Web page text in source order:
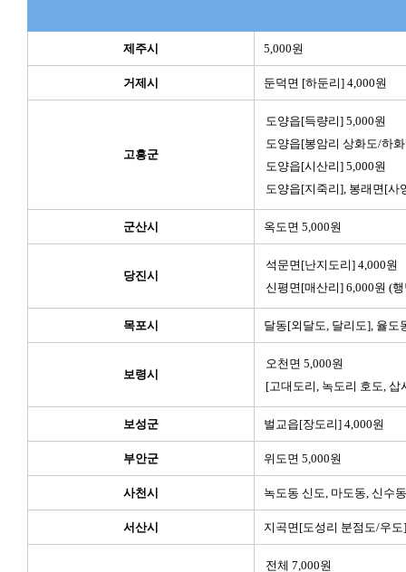
제주시 5,000원
거제시 둔덕면 [하둔리] 4,000원
고흥군
도양읍[득량리] 5,000원
도양읍[봉암리 상화도/하
도양읍[시산리] 5,000원
도양읍[지죽리], 봉래면[사
군산시 옥도면 5,000원
당진시
석문면[난지도리] 4,000원
신평면[매산리] 6,000원 (
목포시 달동[외달도, 달리도], 율도
보령시
오천면 5,000원
[고대도리, 녹도리 호도,
보성군 벌교읍[장도리] 4,000원
부안군 위도면 5,000원
사천시 녹도동 신도, 마도동, 신수
서산시 지곡면[도성리 분점도/우도
전체 7,000원